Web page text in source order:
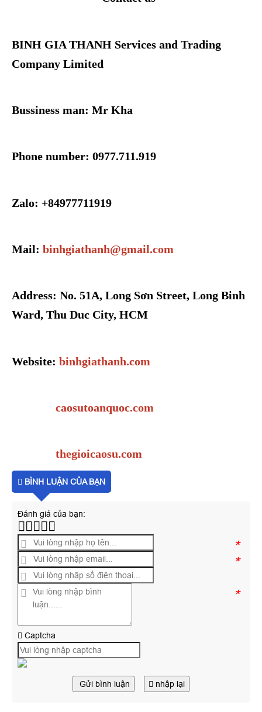
BINH GIA THANH Services and Trading
Company Limited
Bussiness man: Mr Kha
Phone number: 0977.711.919
Zalo: +84977711919
Mail: binhgiathanh@gmail.com
Address: No. 51A, Long Sơn Street, Long Binh
Ward, Thu Duc City, HCM
Website: binhgiathanh.com
caosutoanquoc.com
thegioicaosu.com
BÌNH LUẬN CỦA BẠN
Đánh giá của bạn:
*
*
*
Captcha
Gửi bình luận nhập lại